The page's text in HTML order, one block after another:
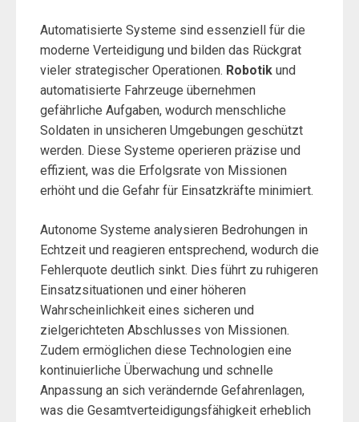
Automatisierte Systeme sind essenziell für die
moderne Verteidigung und bilden das Rückgrat
vieler strategischer Operationen. Robotik und
automatisierte Fahrzeuge übernehmen
gefährliche Aufgaben, wodurch menschliche
Soldaten in unsicheren Umgebungen geschützt
werden. Diese Systeme operieren präzise und
effizient, was die Erfolgsrate von Missionen
erhöht und die Gefahr für Einsatzkräfte minimiert.
Autonome Systeme analysieren Bedrohungen in
Echtzeit und reagieren entsprechend, wodurch die
Fehlerquote deutlich sinkt. Dies führt zu ruhigeren
Einsatzsituationen und einer höheren
Wahrscheinlichkeit eines sicheren und
zielgerichteten Abschlusses von Missionen.
Zudem ermöglichen diese Technologien eine
kontinuierliche Überwachung und schnelle
Anpassung an sich verändernde Gefahrenlagen,
was die Gesamtverteidigungsfähigkeit erheblich